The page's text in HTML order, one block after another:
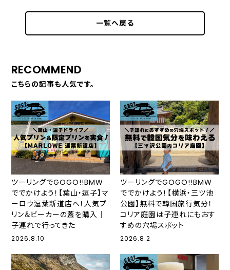
一覧へ戻る
RECOMMEND
こちらの記事も人気です。
ツーリングでGOGO!!BMW
ででかけよう！【葉山・逗子】マ
ーロウ逗葉新道店へ！人気プ
リン＆ビーカーの蓋を購入｜
子連れで行ってきた
2026.8.10
ツーリングでGOGO!!BMW
ででかけよう！【横浜・三ツ池
公園】無料で韓国旅行気分！
コリア庭園は子連れにもおす
すめの穴場スポット
2026.8.2